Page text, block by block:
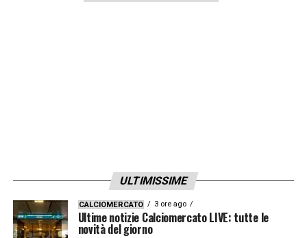
ULTIMISSIME
CALCIOMERCATO 3 ore ago
Ultime notizie Calciomercato LIVE: tutte le
novità del giorno